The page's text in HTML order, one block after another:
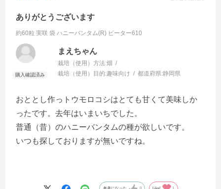
ありがとうございます
約60粒 実咲 袋 ハニーバンタム(R) ピーター610
まえちゃん
栽培（使用）方法:畑
栽培（使用）目的:趣味向け 都道府県:静岡県
おととし作っトウモロコシはとても甘くて美味しか
ったです。去年はいまいちでした。
普通（昔）のハニーバンタムの種が欲しいです。
いつも探しておりますが無いですね。